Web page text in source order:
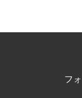
フ